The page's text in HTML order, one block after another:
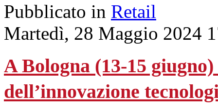
Pubblicato in Retail
Martedì, 28 Maggio 2024
A Bologna (13-15
dell’innovazione